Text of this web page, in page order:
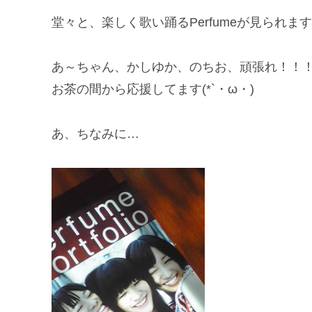
堂々と、楽しく歌い踊るPerfumeが見られま
あ～ちゃん、かしゆか、のちお、頑張れ！！！
お茶の間から応援してます(*`・ω・)ゞ
あ、ちなみに…